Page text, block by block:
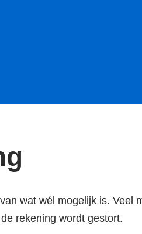
wat wél mogelijk is. Veel
rekening wordt gestort.